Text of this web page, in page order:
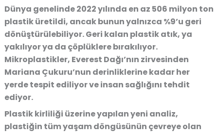
Dünya genelinde 2022 yılında en az 506 milyon ton
plastik üretildi, ancak bunun yalnızca %9’u geri
dönüştürülebiliyor. Geri kalan plastik atık, ya
yakılıyor ya da çöplüklere bırakılıyor.
Mikroplastikler, Everest Dağı’nın zirvesinden
Mariana Çukuru’nun derinliklerine kadar her
yerde tespit ediliyor ve insan sağlığını tehdit
ediyor.
Plastik kirliliği üzerine yapılan yeni analiz,
plastiğin tüm yaşam döngüsünün çevreye olan